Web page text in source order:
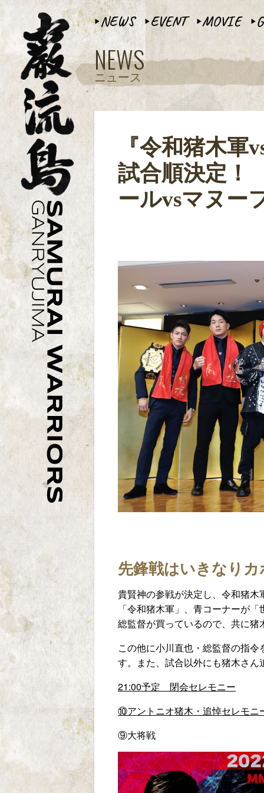
▶︎NEWS ▶︎ EVENT ▶︎MOVIE ▶︎
NEWS
ニュース
『令和猪木軍
試合順決定！
ールvsマヌー
先鋒戦はいきなり
貴賢神の参戦が決定し、令和猪
「令和猪木軍」、青コーナーが
総監督が買っているので、共に
この他に小川直也・総監督の指
す。また、試合以外にも猪木さ
21:00予定 閉会セレモニー
⑩アントニオ猪木・追悼セレモニ
⑨大将戦